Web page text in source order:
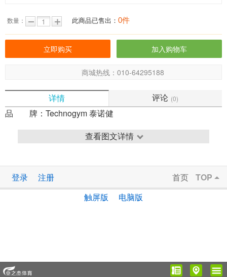
数量： 此商品已售出： 0件
商城热线：010-64295188
详情 评论 (0)
品 牌： Technogym 泰诺健
查看图文详情
登录 注册 首页
TOP
触屏版
电脑版